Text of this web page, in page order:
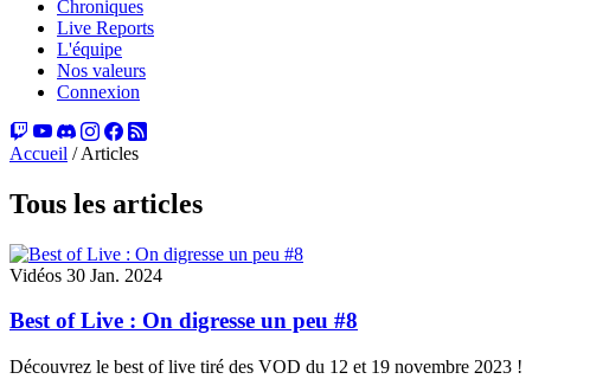
Chroniques
Live Reports
L'équipe
Nos valeurs
Connexion
Accueil / Articles
Tous les articles
Vidéos 30 Jan. 2024
Best of Live : On digresse un peu #8
Découvrez le best of live tiré des VOD du 12 et 19 novembre 2023 !